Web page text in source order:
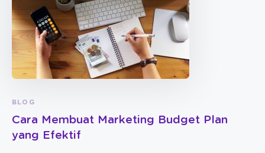
BLOG
Cara Membuat Marketing Budget Plan
yang Efektif